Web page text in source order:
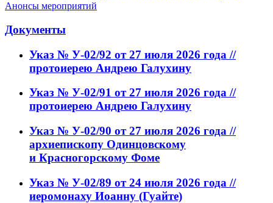
Анонсы мероприятий
Документы
Указ № У-02/92 от 27 июля 2026 года //
протоиерею Андрею Галухину
Указ № У-02/91 от 27 июля 2026 года //
протоиерею Андрею Галухину
Указ № У-02/90 от 27 июля 2026 года //
архиепископу Одинцовскому
и Красногорскому Фоме
Указ № У-02/89 от 24 июля 2026 года //
иеромонаху Иоанну (Гуайте)